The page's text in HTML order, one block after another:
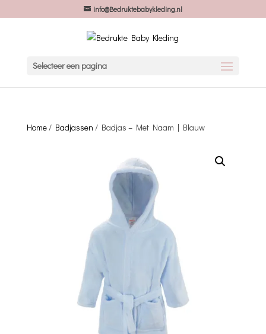
info@Bedruktebabykleding.nl
Selecteer een pagina
Home/ Badjassen / Badjas – Met Naam | Blauw